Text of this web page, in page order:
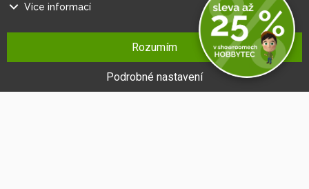
Jak na reklamaci
Více informací
Na našem webu používáme několik druhů kategorií cookies:
Ty jsou nezbytně nutné pro fungování webu a jeho funkcí, které se
rozhodnete využívat. Bez nich by náš web nefungoval, např. by nebylo
Rozumím
Podrobné nastavení